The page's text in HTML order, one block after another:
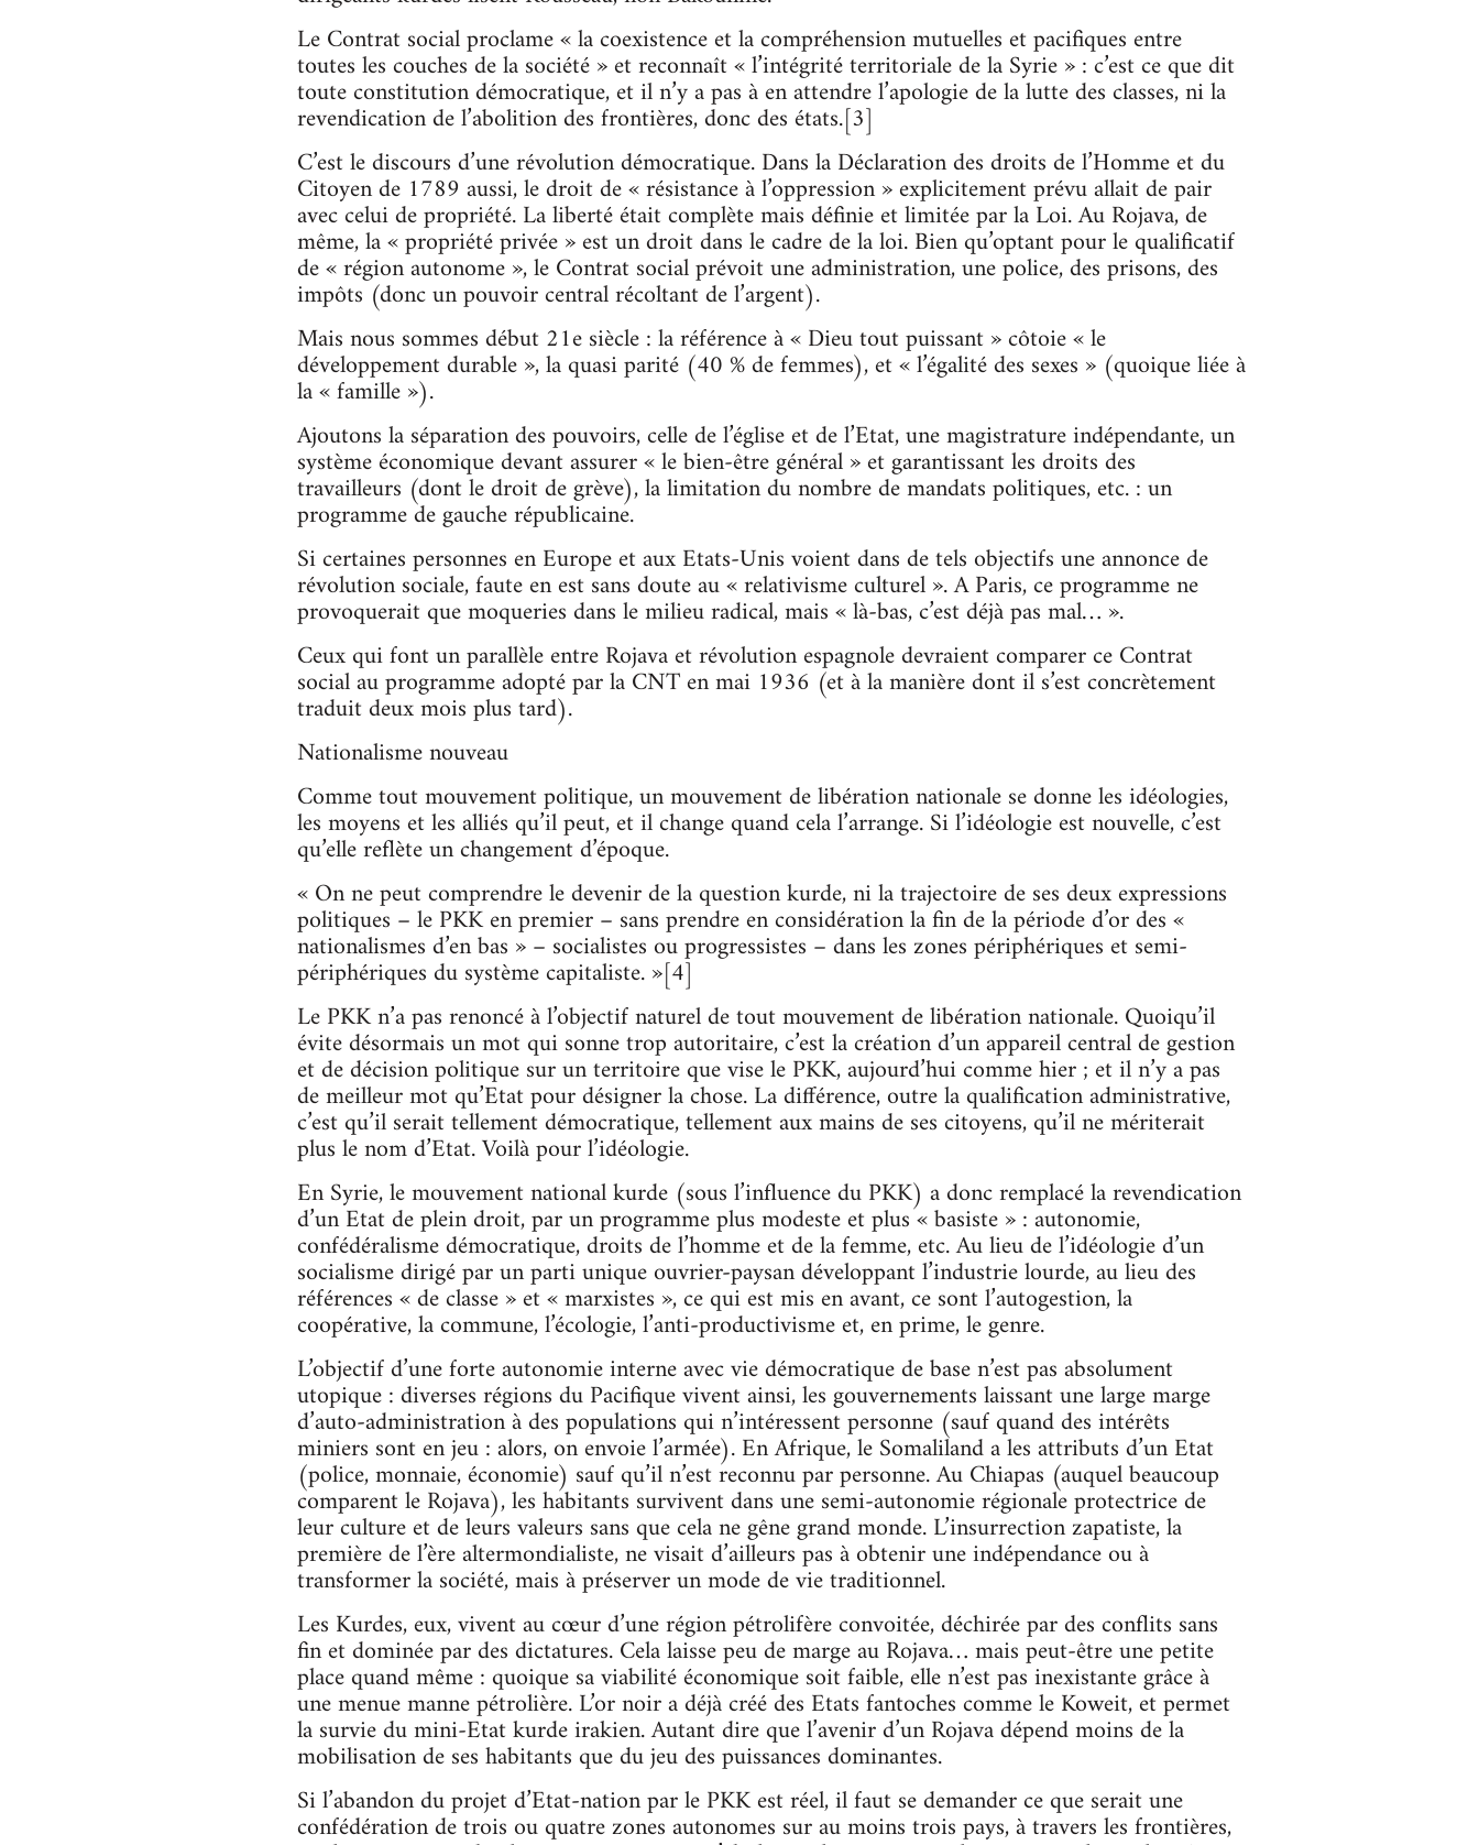
Le Contrat social proclame « la coexistence et la compréhension mutuelles et pacifiques entre
toutes les couches de la société » et reconnaît « l’intégrité territoriale de la Syrie » : c’est ce que dit
toute constitution démocratique, et il n’y a pas à en attendre l’apologie de la lutte des classes, ni la
revendication de l’abolition des frontières, donc des états.[3]
C’est le discours d’une révolution démocratique. Dans la Déclaration des droits de l’Homme et du
Citoyen de 1789 aussi, le droit de « résistance à l’oppression » explicitement prévu allait de pair
avec celui de propriété. La liberté était complète mais définie et limitée par la Loi. Au Rojava, de
même, la « propriété privée » est un droit dans le cadre de la loi. Bien qu’optant pour le qualificatif
de « région autonome », le Contrat social prévoit une administration, une police, des prisons, des
impôts (donc un pouvoir central récoltant de l’argent).
Mais nous sommes début 21e siècle : la référence à « Dieu tout puissant » côtoie « le
développement durable », la quasi parité (40 % de femmes), et « l’égalité des sexes » (quoique liée à
la « famille »).
Ajoutons la séparation des pouvoirs, celle de l’église et de l’Etat, une magistrature indépendante, un
système économique devant assurer « le bien-être général » et garantissant les droits des
travailleurs (dont le droit de grève), la limitation du nombre de mandats politiques, etc. : un
programme de gauche républicaine.
Si certaines personnes en Europe et aux Etats-Unis voient dans de tels objectifs une annonce de
révolution sociale, faute en est sans doute au « relativisme culturel ». A Paris, ce programme ne
provoquerait que moqueries dans le milieu radical, mais « là-bas, c’est déjà pas mal… ».
Ceux qui font un parallèle entre Rojava et révolution espagnole devraient comparer ce Contrat
social au programme adopté par la CNT en mai 1936 (et à la manière dont il s’est concrètement
traduit deux mois plus tard).
Nationalisme nouveau
Comme tout mouvement politique, un mouvement de libération nationale se donne les idéologies,
les moyens et les alliés qu’il peut, et il change quand cela l’arrange. Si l’idéologie est nouvelle, c’est
qu’elle reflète un changement d’époque.
« On ne peut comprendre le devenir de la question kurde, ni la trajectoire de ses deux expressions
politiques – le PKK en premier – sans prendre en considération la fin de la période d’or des «
nationalismes d’en bas » – socialistes ou progressistes – dans les zones périphériques et semi-
périphériques du système capitaliste. »[4]
Le PKK n’a pas renoncé à l’objectif naturel de tout mouvement de libération nationale. Quoiqu’il
évite désormais un mot qui sonne trop autoritaire, c’est la création d’un appareil central de gestion
et de décision politique sur un territoire que vise le PKK, aujourd’hui comme hier ; et il n’y a pas
de meilleur mot qu’Etat pour désigner la chose. La différence, outre la qualification administrative,
c’est qu’il serait tellement démocratique, tellement aux mains de ses citoyens, qu’il ne mériterait
plus le nom d’Etat. Voilà pour l’idéologie.
En Syrie, le mouvement national kurde (sous l’influence du PKK) a donc remplacé la revendication
d’un Etat de plein droit, par un programme plus modeste et plus « basiste » : autonomie,
confédéralisme démocratique, droits de l’homme et de la femme, etc. Au lieu de l’idéologie d’un
socialisme dirigé par un parti unique ouvrier-paysan développant l’industrie lourde, au lieu des
références « de classe » et « marxistes », ce qui est mis en avant, ce sont l’autogestion, la
coopérative, la commune, l’écologie, l’anti-productivisme et, en prime, le genre.
L’objectif d’une forte autonomie interne avec vie démocratique de base n’est pas absolument
utopique : diverses régions du Pacifique vivent ainsi, les gouvernements laissant une large marge
d’auto-administration à des populations qui n’intéressent personne (sauf quand des intérêts
miniers sont en jeu : alors, on envoie l’armée). En Afrique, le Somaliland a les attributs d’un Etat
(police, monnaie, économie) sauf qu’il n’est reconnu par personne. Au Chiapas (auquel beaucoup
comparent le Rojava), les habitants survivent dans une semi-autonomie régionale protectrice de
leur culture et de leurs valeurs sans que cela ne gêne grand monde. L’insurrection zapatiste, la
première de l’ère altermondialiste, ne visait d’ailleurs pas à obtenir une indépendance ou à
transformer la société, mais à préserver un mode de vie traditionnel.
Les Kurdes, eux, vivent au cœur d’une région pétrolifère convoitée, déchirée par des conflits sans
fin et dominée par des dictatures. Cela laisse peu de marge au Rojava… mais peut-être une petite
place quand même : quoique sa viabilité économique soit faible, elle n’est pas inexistante grâce à
une menue manne pétrolière. L’or noir a déjà créé des Etats fantoches comme le Koweit, et permet
la survie du mini-Etat kurde irakien. Autant dire que l’avenir d’un Rojava dépend moins de la
mobilisation de ses habitants que du jeu des puissances dominantes.
Si l’abandon du projet d’Etat-nation par le PKK est réel, il faut se demander ce que serait une
confédération de trois ou quatre zones autonomes sur au moins trois pays, à travers les frontières,